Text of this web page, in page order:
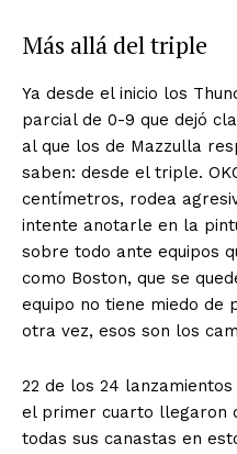
Más allá del triple
Ya desde el inicio los
parcial de 0-9 que dejó
al que los de Mazzulla
saben: desde el triple.
centímetros, rodea
intente anotarle en la
sobre todo ante equipos
como Boston, que se
equipo no tiene miedo de
otra vez, esos son los
22 de los 24
el primer cuarto llegaron
todas sus canastas en